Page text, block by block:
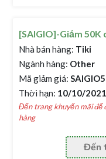
[SAIGIO]-Giảm
Nhà bán hàng: Tiki
Ngành hàng: Other
Mã giảm giá:
Thời hạn: 10/10/
Đến trang khuyến mãi để
hàng
Đến